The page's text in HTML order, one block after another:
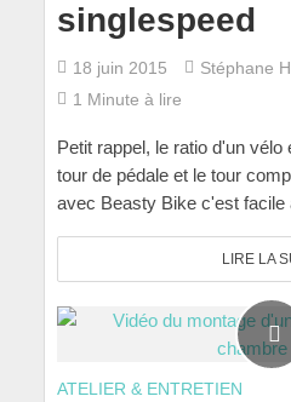
singlespeed
18 juin 2015
Stéphane
1 Minute à lire
Petit rappel, le ratio d'un vélo
tour de pédale et le tour
avec Beasty Bike c'est facile
LIRE LA
ATELIER & ENTRETIEN